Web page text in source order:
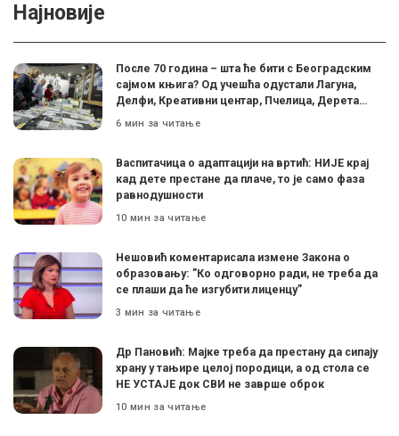
Најновије
После 70 година – шта ће бити с Београдским
сајмом књига? Од учешћа одустали Лагуна,
Делфи, Креативни центар, Пчелица, Дерета…
6 мин за читање
Васпитачица о адаптацији на вртић: НИЈЕ крај
кад дете престане да плаче, то је само фаза
равнодушности
10 мин за читање
Нешовић коментарисала измене Закона о
образовању: ”Ко одговорно ради, не треба да
се плаши да ће изгубити лиценцу”
3 мин за читање
Др Пановић: Мајке треба да престану да сипају
храну у тањире целој породици, а од стола се
НЕ УСТАЈЕ док СВИ не заврше оброк
10 мин за читање